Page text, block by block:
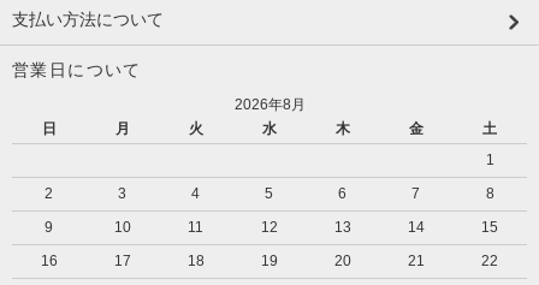
支払い方法について
営業日について
2026年8月
日
月 火 水 木 金
土
1
2
3 4 5 6 7
8
9
10 11 12 13 14
15
16
17 18 19 20 21
22